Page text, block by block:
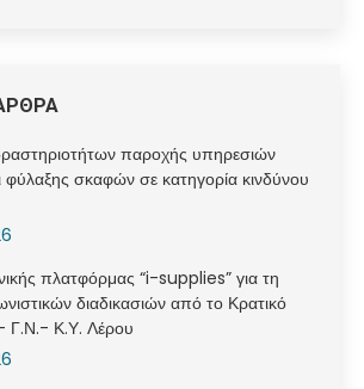
παροχής υπηρεσιών
φύλαξης σκαφών σε κατηγορία κινδύνου
πλατφόρμας “i-supplies” για τη
διαδικασιών από το Κρατικό
Γ.Ν.- Κ.Υ. Λέρου